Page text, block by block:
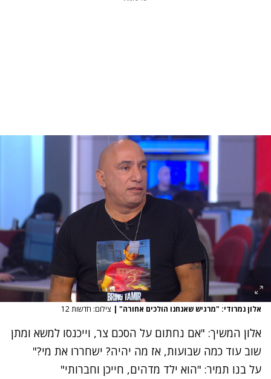
אלון נמרודי: "מרגיש שאנחנו הולכים אחורה" | צילום: חדשות 12
אלון המשיך: "אם נחתום על הסכם צר, וייכנסו למשא ומתן
שוב עוד כמה שבועות, אז מה יהיה? ישחררו את מי?"
על בנו תמיר: "הוא ילד מדהים, חייכן וחברותי"